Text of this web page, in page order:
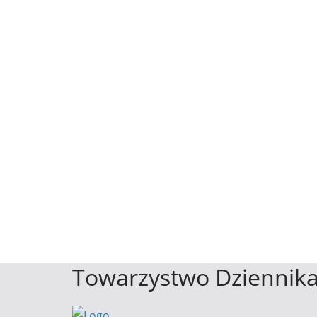
Towarzystwo